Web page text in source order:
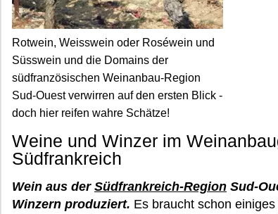
Rotwein, Weisswein oder Roséwein und
Süsswein und die Domains der
südfranzösischen Weinanbau-Region
Sud-Ouest verwirren auf den ersten Blick -
doch hier reifen wahre Schätze!
Weine und Winzer im
Südfrankreich
Wein aus der Südfrankreich-Region Sud-
Winzern produziert. Es braucht schon einiges